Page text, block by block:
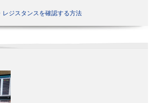
レジスタンスを確認する方法